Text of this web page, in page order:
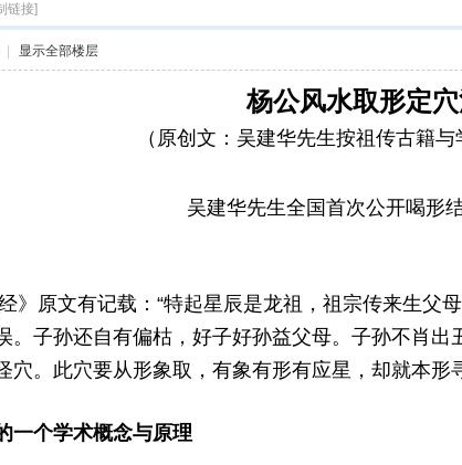
链接]
显示全部楼层
杨公风水取形定
（原创文：吴建华先生按祖传古籍与
吴建华先生全国首次公开喝形
原文有记载：“特起星辰是龙祖，祖宗传来生父
。子孙还自有偏枯，好子好孙益父母。子孙不肖
穴。此穴要从形象取，有象有形有应星，却就本形
一个学术概念与原理